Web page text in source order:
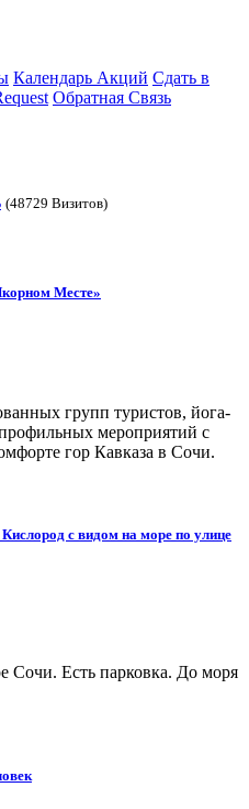
Календарь Акций Сдать в
Обратная Связь
(48729 Визитов)
Месте»
групп туристов, йога-
мероприятий с
гор Кавказа в Сочи.
с видом на море по улице
Сочи. Есть парковка. До моря